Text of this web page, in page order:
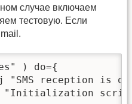
случае включаем
тестовую. Если
) do={
"SMS reception is